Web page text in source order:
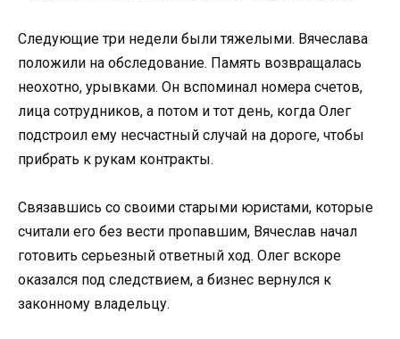
Следующие три недели были тяжелыми. Вячеслава
положили на обследование. Память возвращалась
неохотно, урывками. Он вспоминал номера счетов,
лица сотрудников, а потом и тот день, когда Олег
подстроил ему несчастный случай на дороге, чтобы
прибрать к рукам контракты.
Связавшись со своими старыми юристами, которые
считали его без вести пропавшим, Вячеслав начал
готовить серьезный ответный ход. Олег вскоре
оказался под следствием, а бизнес вернулся к
законному владельцу.